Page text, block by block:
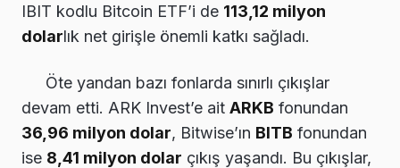
IBIT kodlu Bitcoin ETF’i de 113,12 milyon
dolarlık net girişle önemli katkı sağladı.
Öte yandan bazı fonlarda sınırlı çıkışlar
devam etti. ARK Invest’e ait ARKB fonundan
36,96 milyon dolar, Bitwise’ın BITB fonundan
ise 8,41 milyon dolar çıkış yaşandı. Bu çıkışlar,